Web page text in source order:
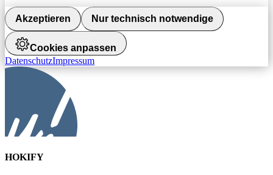
Akzeptieren Nur technisch notwendige
Cookies anpassen
DatenschutzImpressum
HOKIFY